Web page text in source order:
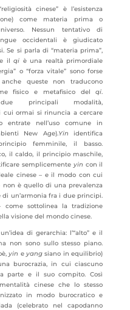
cinese” è l’esistenza
come materia prima o
Nessun tentativo di
occidentali è giudicato
Se si parla di “materia prima”,
ilqi è una realtà primordiale
o “forza vitale” sono forse
queste non traducono
fisico e metafisico delqi.
principali modalità,
cui ormai si rinuncia a cercare
entrate nell’uso comune in
New Age).Yin identifica
femminile, il basso.
il caldo, il principio maschile,
semplicemente yin con il
cinese – e il modo con cui
è quello di una prevalenza
un’armonia fra i due principi.
come sottolinea la tradizione
visione del mondo cinese.
di gerarchia: l’“alto” e il
non sono sullo stesso piano.
yin eyang siano in equilibrio)
burocrazia, in cui ciascuno
parte e il suo compito. Così
cinese che lo stesso
in modo burocratico e
(celebrato nel capodanno